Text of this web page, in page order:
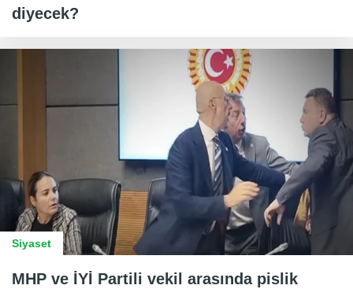
diyecek?
Siyaset
MHP ve İYİ Partili vekil arasında pislik